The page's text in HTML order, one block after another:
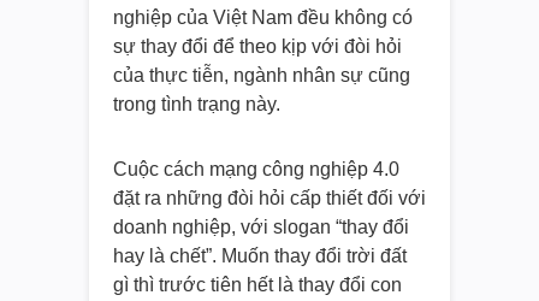
nghiệp của Việt Nam đều không có
sự thay đổi để theo kịp với đòi hỏi
của thực tiễn, ngành nhân sự cũng
trong tình trạng này.
Cuộc cách mạng công nghiệp 4.0
đặt ra những đòi hỏi cấp thiết đối với
doanh nghiệp, với slogan “thay đổi
hay là chết”. Muốn thay đổi trời đất
gì thì trước tiên hết là thay đổi con